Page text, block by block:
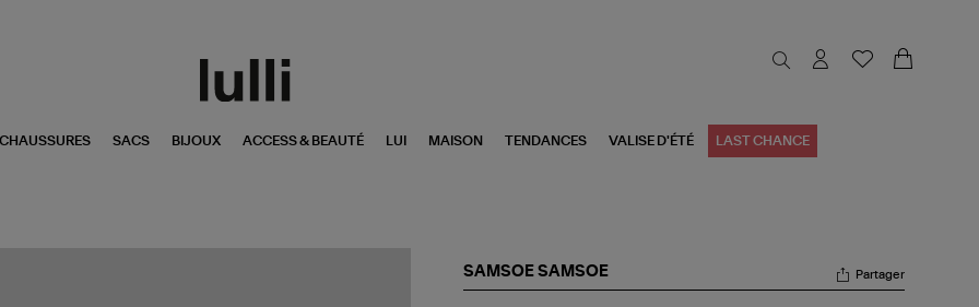
CHAUSSURES SACS BIJOUX ACCESS & BEAUTÉ LUI MAISON TENDANCES VALISE D'ÉTÉ LAST CHANCE
SAMSOE SAMSOE Partager